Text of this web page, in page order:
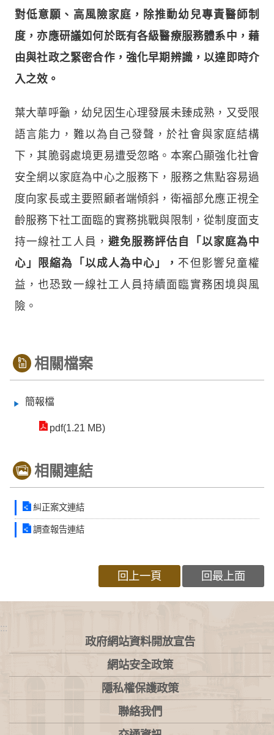
對低意願、高風險家庭，除推動幼兒專責醫師制
度，亦應研議如何於既有各級醫療服務體系中，藉
由與社政之緊密合作，強化早期辨識，以達即時介
入之效。
葉大華呼籲，幼兒因生心理發展未臻成熟，又受限
語言能力，難以為自己發聲，於社會與家庭結構
下，其脆弱處境更易遭受忽略。本案凸顯強化社會
安全網以家庭為中心之服務下，服務之焦點容易過
度向家長或主要照顧者端傾斜，衛福部允應正視全
齡服務下社工面臨的實務挑戰與限制，從制度面支
持一線社工人員， 避免服務評估自「以家庭為中
心」限縮為「以成人為中心」， 不但影響兒童權
益，也恐致一線社工人員持續面臨實務困境與風
險。
相關檔案
簡報檔
pdf(1.21 MB)
相關連結
糾正案文連結
調查報告連結
回上一頁 回最上面
:::
政府網站資料開放宣告
網站安全政策
隱私權保護政策
聯絡我們